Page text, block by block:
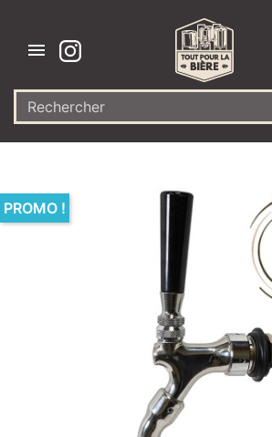

PROMO !